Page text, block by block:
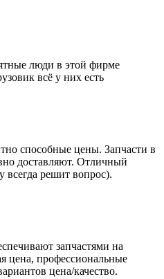
люди в этой фирме
всё у них есть
способные цены. Запчасти в
доставляют. Отличный
всегда решит вопрос).
запчастями на
цена, профессиональные
цена/качество.